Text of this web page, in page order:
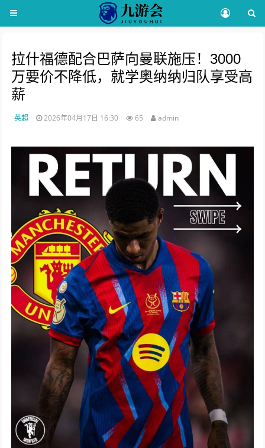
拉什福德配合巴萨向曼联施压！3000
万要价不降低，就学奥纳纳归队享受高
薪
英超 2026年04月17日 16:30 65 admin